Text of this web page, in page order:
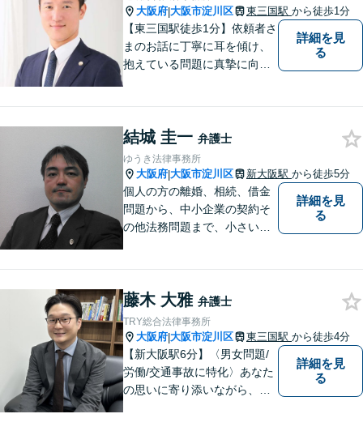
大阪府|大阪市淀川区 東三国駅 から徒歩1分
【東三国駅徒歩1分】依頼者さ
まのお話に丁寧に耳を傾け、
抱えている問題に真摯に向き
します。まずはお気軽にご相
談にいらしてください。【休
日夜間相談可】
詳細を見
る
結城 圭一 弁護士
ゆうき法律事務所
大阪府|大阪市淀川区 新大阪駅 から徒歩5分
個人の方の離婚、相続、借金
問題から、中小企業の契約そ
の他法務問題まで、小さい事
す。
詳細を見
る
藤木 大雅 弁護士
TRY総合法律事務所
大阪府|大阪市淀川区 東三国駅 から徒歩4分
【新大阪駅6分】〈男女問題/
労働/交通事故に特化〉あなた
の思いに寄り添いながら、明
詳細を見
る